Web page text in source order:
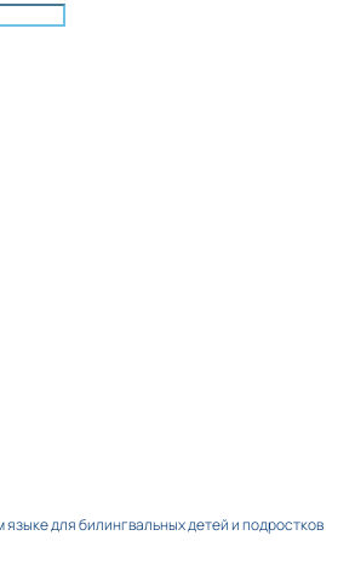
для билингвальных детей и подростков